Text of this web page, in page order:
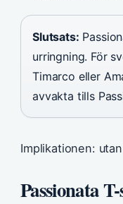
Slutsats:
urringning. För
Timarco eller
avvakta tills
Implikationen:
Passionata